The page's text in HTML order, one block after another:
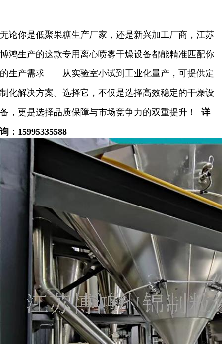
无论你是低聚果糖生产厂家，还是新兴加工厂商，江苏
博鸿生产的这款专用离心喷雾干燥设备都能精准匹配你
的生产需求——从实验室小试到工业化量产，可提供定
制化解决方案。选择它，不仅是选择高效稳定的干燥设
备，更是选择品质保障与市场竞争力的双重提升！
详
询： 15995335588